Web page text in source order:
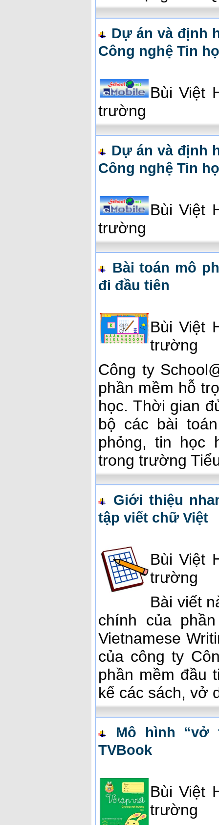
Dự án và định
Công nghệ Tin
Bùi Việt
trường
Dự án và định
Công nghệ Tin
Bùi Việt
trường
Bài toán mô
đi đầu tiên
Bùi Việt
trường
Công ty
phần mềm hỗ
học. Thời gian
bộ các bài
phỏng, tin học
trong trường
Giới thiệu
tập viết chữ Việt
Bùi Việt
trường
Bài viết
chính của
Vietnamese
của công ty
phần mềm đầu
kế các sách, vở
Mô hình “vở
TVBook
Bùi Việt
trường